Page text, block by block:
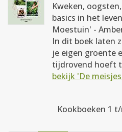
Kweken,
basics in het
Moestuin' -
In dit boek laten
je eigen groente
tijdrovend hoeft
bekijk 'De
Kookboeken 1